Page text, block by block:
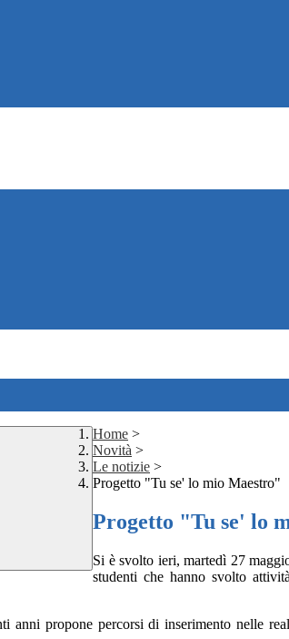
Home >
Novità >
Le notizie >
Progetto "Tu se' lo mio Maestro"
Progetto "Tu se' lo
Si è svolto ieri, martedì 27
studenti che hanno svolto
propone percorsi di inserimento nelle